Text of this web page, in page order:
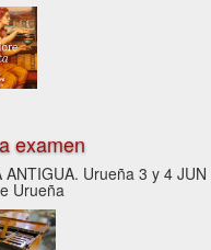
examen
Urueña 3 y 4
Urueña